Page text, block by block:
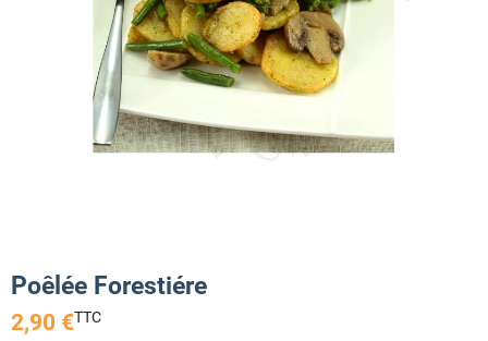
Poêlée Forestiére
2,90 €TTC